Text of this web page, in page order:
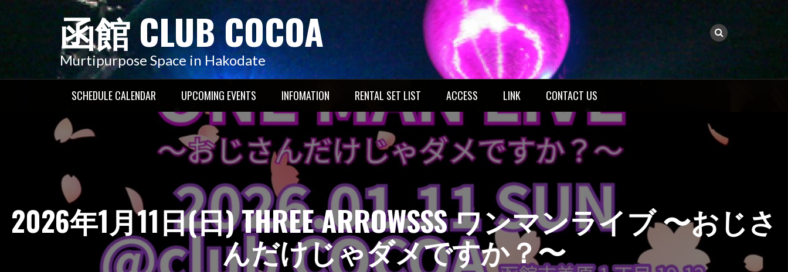
へ
函館 CLUB COCOA
Murtipurpose Space in Hakodate
SCHEDULE CALENDAR UPCOMING EVENTS INFOMATION RENTAL SET LIST ACCESS LINK CONTACT US
2026年1月11日(日) THREE ARROWSSS ワンマンライブ 〜おじさ
んだけじゃダメですか？〜